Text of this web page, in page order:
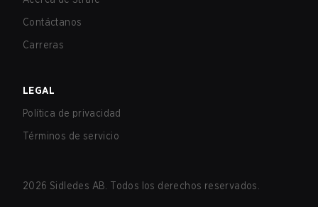
Contáctanos
Carreras
LEGAL
Política de privacidad
Términos de servicio
2026 Sidledes AB. Todos los derechos reservados.